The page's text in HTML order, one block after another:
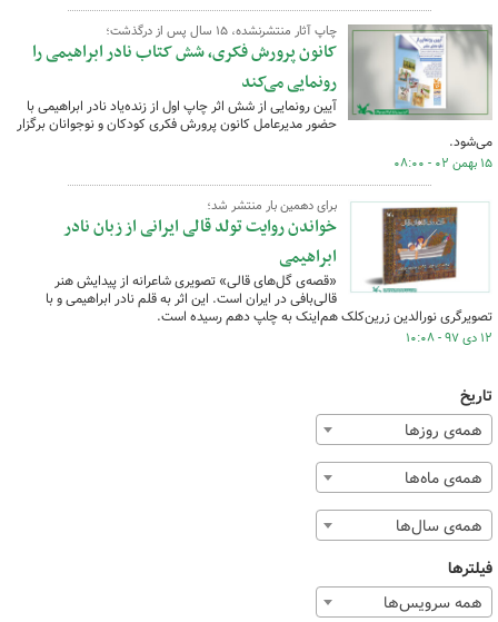
چاپ آثار منتشرنشده، ۱۵ سال پس از درگذشت؛
کانون پرورش فکری، شش کتاب نادر ابراهیمی را
رونمایی می‌کند
آیین رونمایی از شش اثر چاپ اول از زنده‌یاد نادر ابراهیمی با
حضور مدیرعامل کانون پرورش فکری کودکان و نوجوانان برگزار
می‌شود.
۱۵ بهمن ۰۲ - ۰۸:۰۰
برای دهمین بار منتشر شد؛
خواندن روایت تولد قالی ایرانی از زبان نادر
ابراهیمی
«قصه‌ی گل‌های قالی» تصویری شاعرانه از پیدایش هنر
قالی‌بافی در ایران است. این اثر به قلم نادر ابراهیمی و با
تصویرگری نورالدین زرین‌کلک هم‌اینک به چا‍پ دهم رسیده است.
۱۲ دی ۹۷ - ۱۰:۰۸
تاریخ
همه‌ی روزها
همه‌ی ماه‌ها
همه‌ی سال‌ها
فیلترها
همه سرویس‌ها